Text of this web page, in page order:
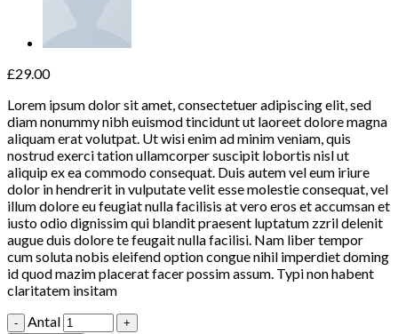
£29.00
Lorem ipsum dolor sit amet, consectetuer adipiscing elit, sed
diam nonummy nibh euismod tincidunt ut laoreet dolore magna
aliquam erat volutpat. Ut wisi enim ad minim veniam, quis
nostrud exerci tation ullamcorper suscipit lobortis nisl ut
aliquip ex ea commodo consequat. Duis autem vel eum iriure
dolor in hendrerit in vulputate velit esse molestie consequat, vel
illum dolore eu feugiat nulla facilisis at vero eros et accumsan et
iusto odio dignissim qui blandit praesent luptatum zzril delenit
augue duis dolore te feugait nulla facilisi. Nam liber tempor
cum soluta nobis eleifend option congue nihil imperdiet doming
id quod mazim placerat facer possim assum. Typi non habent
claritatem insitam
Antal